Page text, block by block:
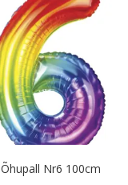
Õhupall Nr6 100cm